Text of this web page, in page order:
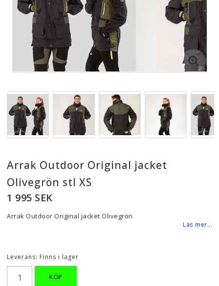
Arrak Outdoor Original jacket
Olivegrön stl XS
1 995 SEK
Arrak Outdoor Original jacket Olivegrön
Läs mer...
Leverans: Finns i lager
KÖP